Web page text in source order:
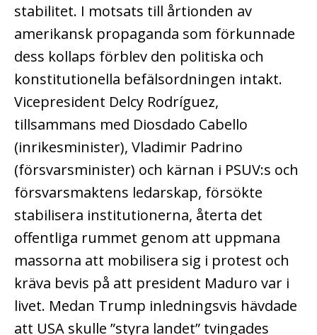
stabilitet. I motsats till årtionden av
amerikansk propaganda som förkunnade
dess kollaps förblev den politiska och
konstitutionella befälsordningen intakt.
Vicepresident Delcy Rodríguez,
tillsammans med Diosdado Cabello
(inrikesminister), Vladimir Padrino
(försvarsminister) och kärnan i PSUV:s och
försvarsmaktens ledarskap, försökte
stabilisera institutionerna, återta det
offentliga rummet genom att uppmana
massorna att mobilisera sig i protest och
kräva bevis på att president Maduro var i
livet. Medan Trump inledningsvis hävdade
att USA skulle ”styra landet” tvingades